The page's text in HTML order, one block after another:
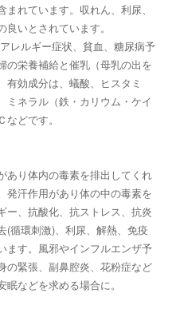
れています。収れん、利尿、
いとされています。
レルギー症状、貧血、糖尿病予
の栄養補給と催乳（母乳の出を
有効成分は、蟻酸、ヒスタミ
ミネラル（鉄・カリウム・ケイ
どです。
あり体内の毒素を排出してくれ
発汗作用があり体の中の毒素を
ー、抗酸化、抗ストレス、抗炎
(循環刺激)、利尿、解熱、免疫
ます。風邪やインフルエンザ予
の緊張、副鼻腔炎、花粉症など
などを求める場合に。